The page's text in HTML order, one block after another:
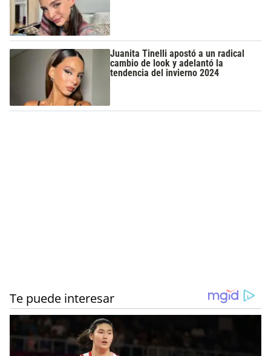
Juanita Tinelli apostó a un radical
cambio de look y adelantó la
tendencia del invierno 2024